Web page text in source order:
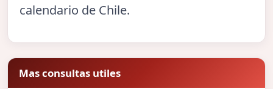
calendario de Chile.
Mas consultas utiles